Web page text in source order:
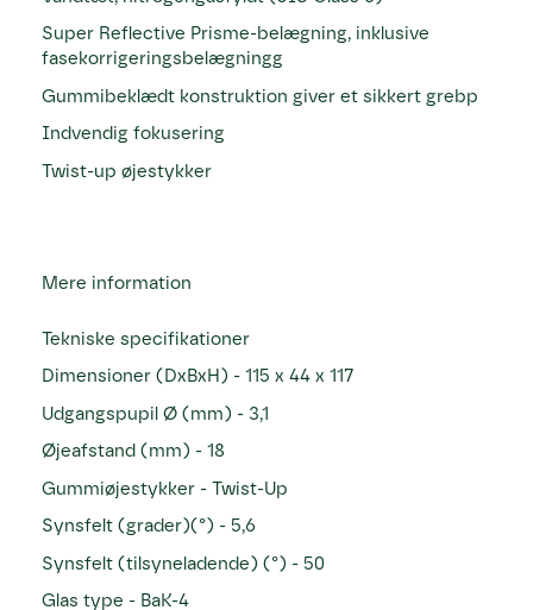
Super Reflective Prisme-belægning, inklusive
fasekorrigeringsbelægningg
Gummibeklædt konstruktion giver et sikkert grebp
Indvendig fokusering
Twist-up øjestykker
Mere information
Tekniske specifikationer
Dimensioner (DxBxH) - 115 x 44 x 117
Udgangspupil Ø (mm) - 3,1
Øjeafstand (mm) - 18
Gummiøjestykker - Twist-Up
Synsfelt (grader)(°) - 5,6
Synsfelt (tilsyneladende) (°) - 50
Glas type - BaK-4